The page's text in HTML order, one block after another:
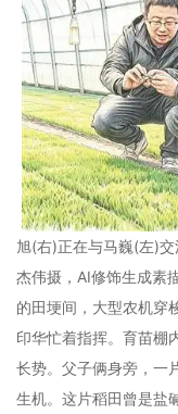
旭(右)正在与马巍(左)
杰伟摄，AI修饰生成素
的田埂间，大型农机穿
印华忙着指挥。育苗棚
长势。父子俩身旁，一
生机。这片稻田曾是盐